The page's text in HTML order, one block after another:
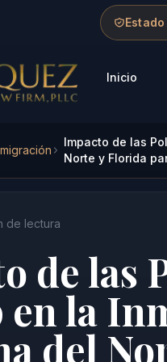
Inicio
Impacto de las
Norte y Florida
de lectura
de las
la
del